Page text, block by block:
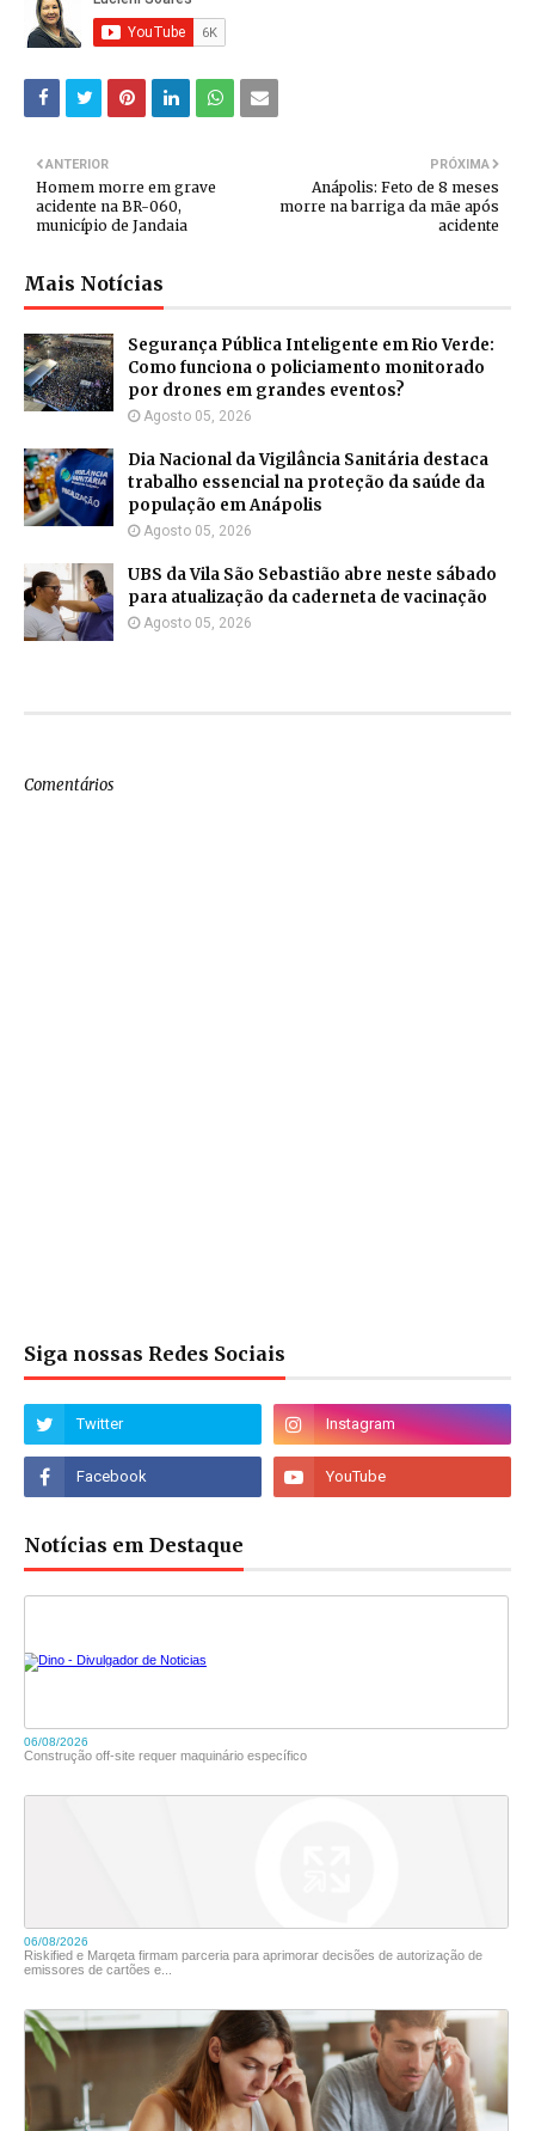
PRÓXIMA
Anápolis: Feto de 8 meses
morre na barriga da mãe após
acidente
ANTERIOR
Homem morre em grave
acidente na BR-060,
município de Jandaia
Mais Notícias
Segurança Pública Inteligente em Rio Verde:
Como funciona o policiamento monitorado
por drones em grandes eventos?
Agosto 05, 2026
Dia Nacional da Vigilância Sanitária destaca
trabalho essencial na proteção da saúde da
população em Anápolis
Agosto 05, 2026
UBS da Vila São Sebastião abre neste sábado
para atualização da caderneta de vacinação
Agosto 05, 2026
Comentários
Siga nossas Redes Sociais
Notícias em Destaque